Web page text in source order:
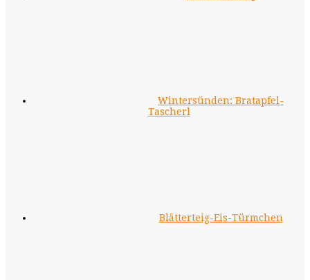
Wintersünden: Bratapfel-
Tascherl
Blätterteig-Eis-Türmchen